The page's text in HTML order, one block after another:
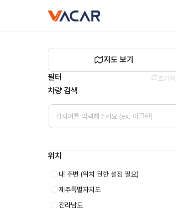
지도 보기
필터
초기화
차량 검색
위치
내 주변 (위치 권한 설정 필요)
제주특별자치도
전라남도